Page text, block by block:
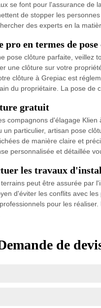
se font pour l'assurance de
de stopper les
des experts en la
pro en termes de
pose clôture parfaite,
une clôture sur votre
clôture à Grepiac est
du propriétaire. La pose de
gratuit
compagnons d'élagage
un particulier, artisan pose
de manière claire et
personnalisée et détaillée
les travaux
peut être assurée par
d'éviter les conflits avec
pour les
de